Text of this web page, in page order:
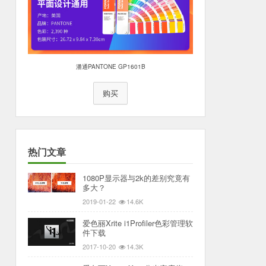
潘通PANTONE GP1601B
购买
热门文章
1080P显示器与2k的差别究竟有
多大？
2019-01-22 14.6K
爱色丽Xrite i1Profiler色彩管理软
件下载
2017-10-20 14.3K